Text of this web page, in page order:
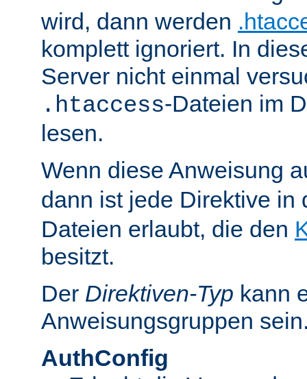
wird, dann werden
komplett ignoriert. In
Server nicht einmal
.htaccess-Dateien im
lesen.
Wenn diese Anweisung
dann ist jede Direktive in
Dateien erlaubt, die den
besitzt.
Der Direktiven-Typ kann
Anweisungsgruppen
AuthConfig